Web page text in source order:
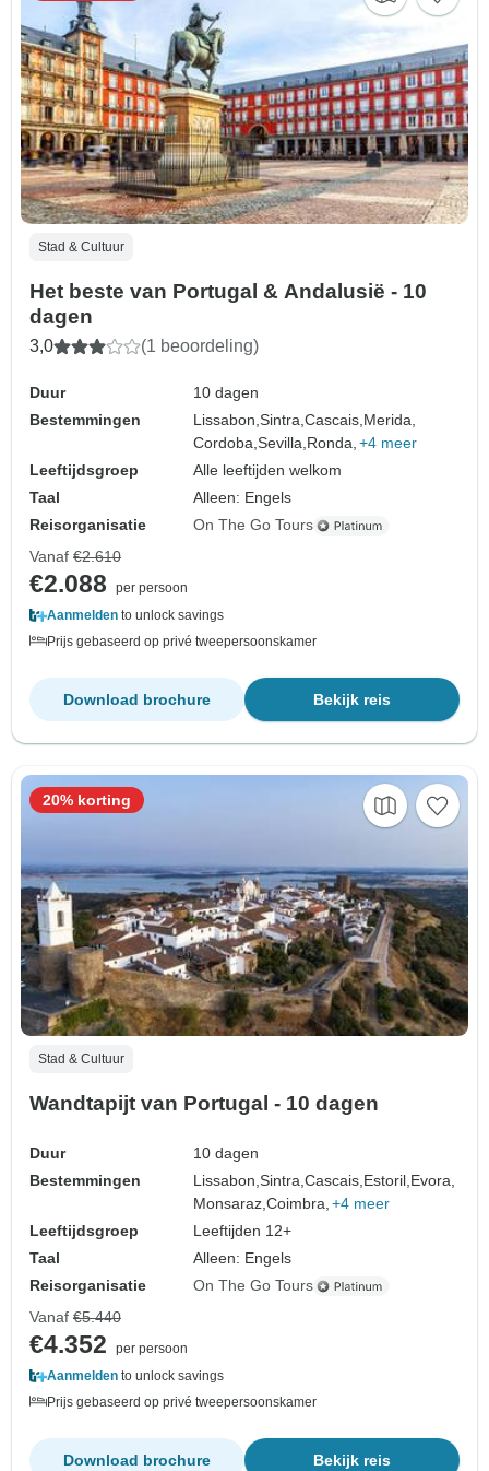
Stad & Cultuur
Het beste van Portugal & Andalusië - 10
dagen
3,0 (1 beoordeling)
Duur
10 dagen
Bestemmingen
Lissabon,Sintra,Cascais, Merida,
Cordoba,Sevilla, Ronda, +4 meer
Leeftijdsgroep
Alle leeftijden welkom
Taal
Alleen: Engels
Reisorganisatie
On The Go Tours
Vanaf €2.610
€2.088
per persoon
Aanmelden to unlock savings
Prijs gebaseerd op privé tweepersoonskamer
Bekijk reis
Download brochure
Stad & Cultuur
Wandtapijt van Portugal - 10 dagen
Duur
10 dagen
Bestemmingen
Lissabon,Sintra,Cascais,Estoril,Evora,
Monsaraz,Coimbra, +4 meer
Leeftijdsgroep
Leeftijden 12+
Taal
Alleen: Engels
Reisorganisatie
On The Go Tours
20% korting
Vanaf €5.440
€4.352
per persoon
Aanmelden to unlock savings
Prijs gebaseerd op privé tweepersoonskamer
Bekijk reis
Download brochure